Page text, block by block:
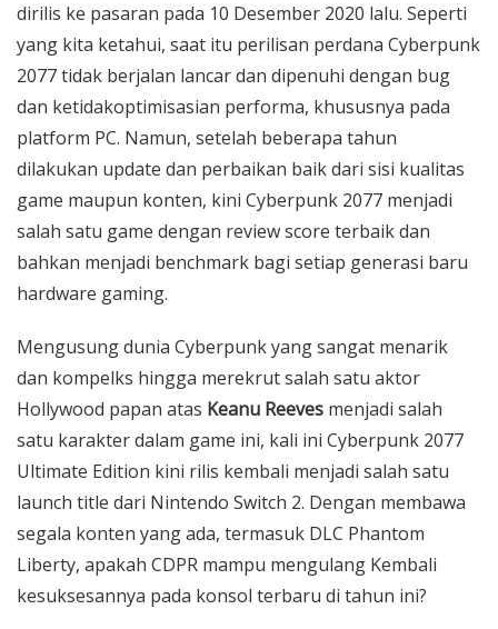
dirilis ke pasaran pada 10 Desember 2020 lalu. Seperti
yang kita ketahui, saat itu perilisan perdana Cyberpunk
2077 tidak berjalan lancar dan dipenuhi dengan bug
dan ketidakoptimisasian performa, khususnya pada
platform PC. Namun, setelah beberapa tahun
dilakukan update dan perbaikan baik dari sisi kualitas
game maupun konten, kini Cyberpunk 2077 menjadi
salah satu game dengan review score terbaik dan
bahkan menjadi benchmark bagi setiap generasi baru
hardware gaming.
Mengusung dunia Cyberpunk yang sangat menarik
dan kompelks hingga merekrut salah satu aktor
Hollywood papan atas Keanu Reeves menjadi salah
satu karakter dalam game ini, kali ini Cyberpunk 2077
Ultimate Edition kini rilis kembali menjadi salah satu
launch title dari Nintendo Switch 2. Dengan membawa
segala konten yang ada, termasuk DLC Phantom
Liberty, apakah CDPR mampu mengulang Kembali
kesuksesannya pada konsol terbaru di tahun ini?